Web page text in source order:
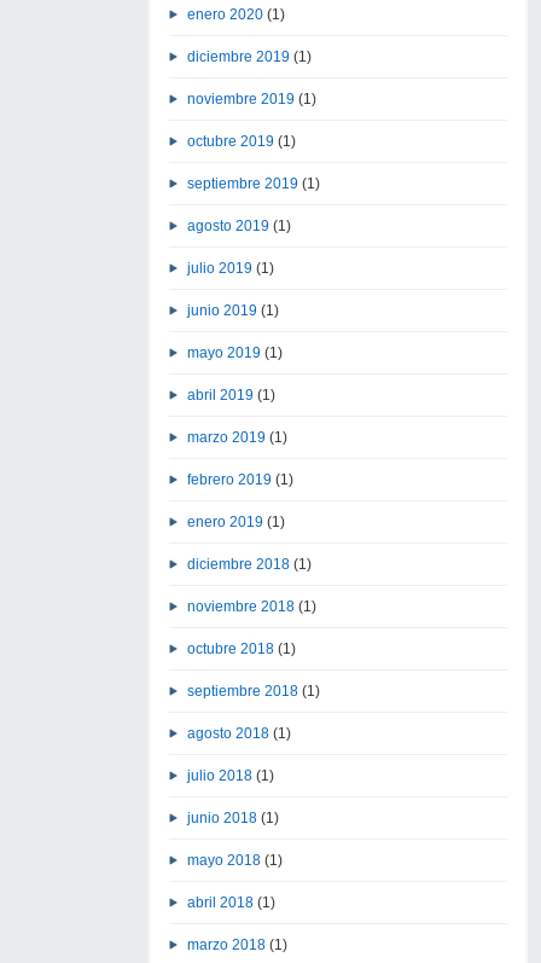
enero 2020(1)
diciembre 2019 (1)
noviembre 2019 (1)
octubre 2019 (1)
septiembre 2019 (1)
agosto 2019 (1)
julio 2019 (1)
junio 2019 (1)
mayo 2019 (1)
abril 2019 (1)
marzo 2019 (1)
febrero 2019 (1)
enero 2019 (1)
diciembre 2018(1)
noviembre 2018(1)
octubre 2018(1)
septiembre 2018(1)
agosto 2018(1)
julio 2018(1)
junio 2018(1)
mayo 2018(1)
abril 2018(1)
marzo 2018(1)